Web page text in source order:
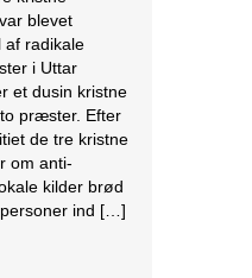
blevet
af radikale
i Uttar
et dusin kristne
præster. Efter
de tre kristne
om anti-
kilder brød
ind […]